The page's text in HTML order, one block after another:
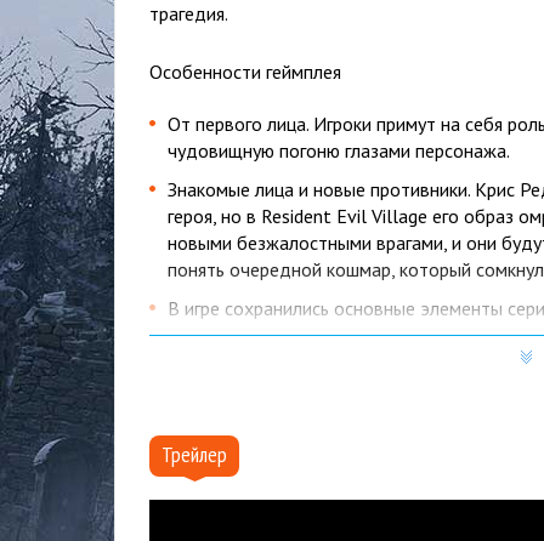
трагедия.
Особенности геймплея
От первого лица. Игроки примут на себя
чудовищную погоню глазами персонажа.
Знакомые лица и новые противники. Крис
героя, но в Resident Evil Village его образ
новыми безжалостными врагами, и они
понять очередной кошмар, который
В игре сохранились основные элементы
Инвентарь выполнен в стиле RE4 — с
сражаться.
В игре есть тучный торговец по имени
будет появляться в разных местах
Трейлер